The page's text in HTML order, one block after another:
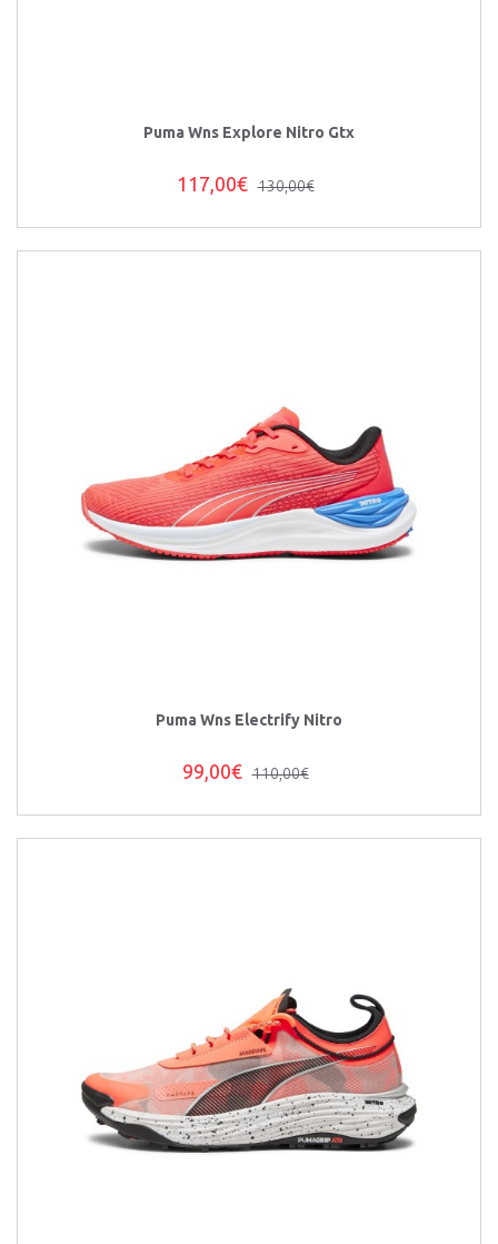
Puma Wns Explore Nitro Gtx
117,00€ 130,00€
Puma Wns Electrify Nitro
99,00€ 110,00€